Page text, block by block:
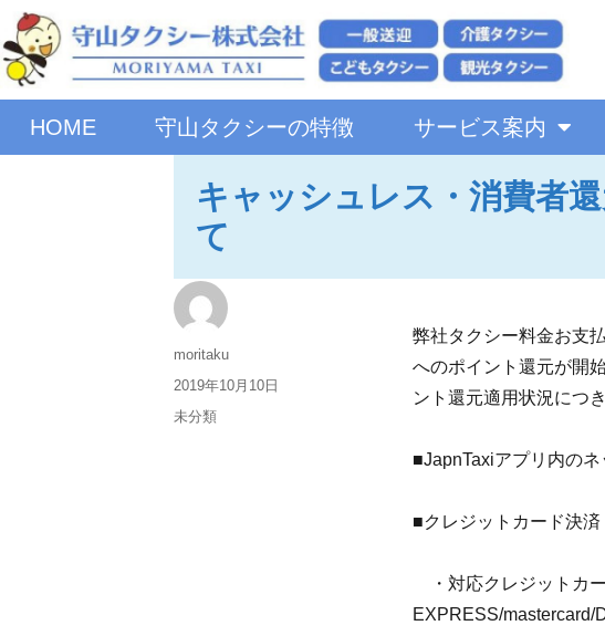
HOME 守山タクシーの特徴 サービス案内
キャッシュレス・消費者
て
弊社タクシー料金お支
へのポイント還元が開
ント還元適用状況につ
■JapnTaxiアプリ内の
■クレジットカード決
・対応クレジットカ
EXPRESS/mastercard/
moritaku
2019年10月10日
未分類